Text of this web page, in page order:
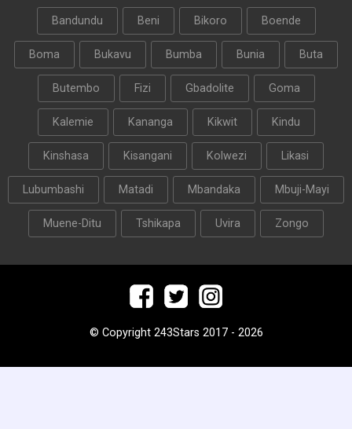
Bandundu Beni Bikoro Boende
Boma Bukavu Bumba Bunia Buta
Butembo Fizi Gbadolite Goma
Kalemie Kananga Kikwit Kindu
Kinshasa Kisangani Kolwezi Likasi
Lubumbashi Matadi Mbandaka Mbuji-Mayi
Muene-Ditu Tshikapa Uvira Zongo
© Copyright 243Stars 2017 - 2026